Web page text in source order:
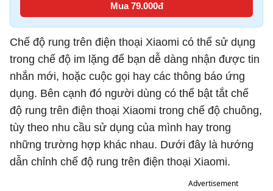
Mua 79.000đ
Chế độ rung trên điện thoại Xiaomi có thể sử dụng
trong chế độ im lặng để bạn dễ dàng nhận được tin
nhắn mới, hoặc cuộc gọi hay các thông báo ứng
dụng. Bên cạnh đó người dùng có thể bật tắt chế
độ rung trên điện thoại Xiaomi trong chế độ chuông,
tùy theo nhu cầu sử dụng của mình hay trong
những trường hợp khác nhau. Dưới đây là hướng
dẫn chỉnh chế độ rung trên điện thoại Xiaomi.
Advertisement